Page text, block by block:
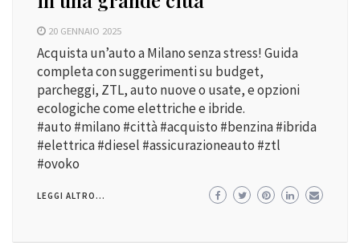
20 GENNAIO 2025
Acquista un’auto a Milano senza stress! Guida
completa con suggerimenti su budget,
parcheggi, ZTL, auto nuove o usate, e opzioni
ecologiche come elettriche e ibride.
#auto #milano #città #acquisto #benzina #ibrida
#elettrica #diesel #assicurazioneauto #ztl
#ovoko
LEGGI ALTRO...